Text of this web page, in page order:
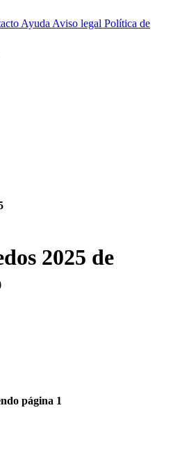
Ayuda Aviso legal Política de
2025 de
página 1